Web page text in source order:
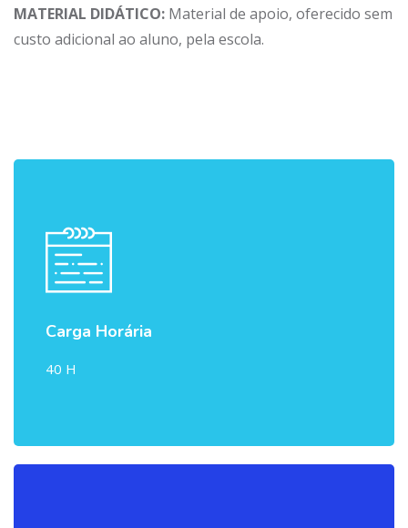
MATERIAL DIDÁTICO: Material de apoio, oferecido sem
custo adicional ao aluno, pela escola.
Carga Horária
40 H